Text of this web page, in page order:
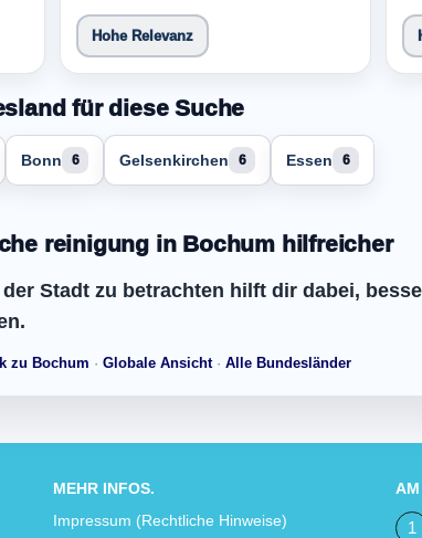
Hohe Relevanz
für diese Suche
Bonn 6 Gelsenkirchen 6 Essen 6
reinigung in Bochum hilfreicher
Stadt zu betrachten hilft dir dabei,
zu Bochum · Globale Ansicht· Alle Bundesländer
MEHR INFOS.
Impressum (Rechtliche Hinweise)